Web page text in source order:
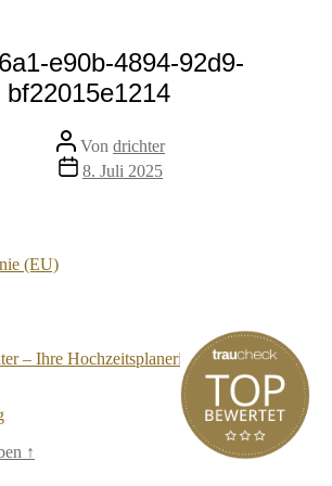
e90b-4894-92d9-
bf22015e1214
Beitragsautor
Von drichter
Veröffentlichungsdatum
8. Juli 2025
(EU)
– Ihre Hochzeitsplanerin für Brandenburg
↑